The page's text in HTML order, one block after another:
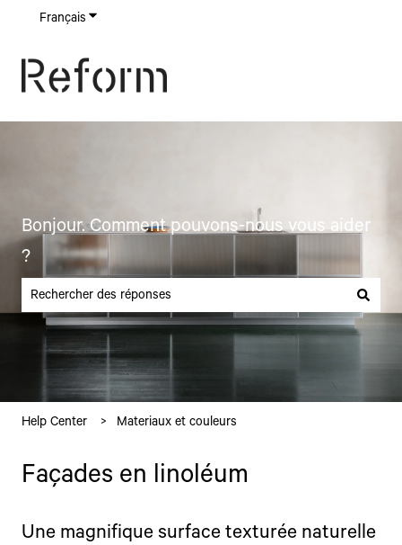
Français Afficher le sous-menu pour les traductions
Bonjour. Comment pouvons-nous vous aider
?
Il n'y a aucune suggestion car le champ de recherche est vide.
Help Center Materiaux et couleurs
Façades en linoléum
Une magnifique surface texturée naturelle